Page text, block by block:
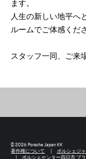
ます。
人生の新しい地平へ
ルームでご体感くだ
スタッフ一同、ご来
© 2026 Porsche Japan KK
著作権について
ポルシェジ
ポルシェセンター四日市 プ